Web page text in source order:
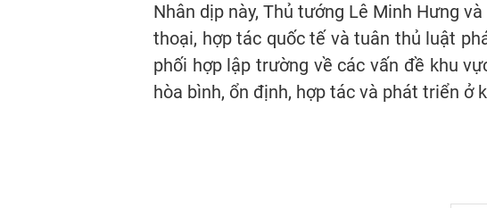
Nhân dịp này, Thủ tướng Lê Minh Hưng
thoại, hợp tác quốc tế và tuân thủ luật
phối hợp lập trường về các vấn đề khu
hòa bình, ổn định, hợp tác và phát triển ở